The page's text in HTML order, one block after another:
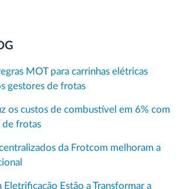
MOT para carrinhas elétricas
gestores de frotas
os custos de combustível em 6% com
de frotas
da Frotcom melhoram a
Eletrificação Estão a Transformar a